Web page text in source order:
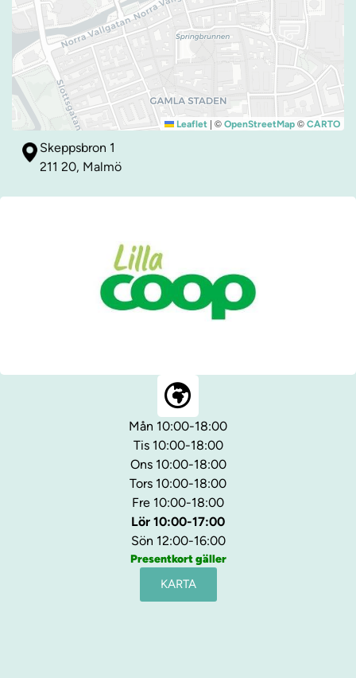
Leaflet | © OpenStreetMap © CARTO
Skeppsbron 1
211 20, Malmö
Mån 10:00-18:00
Tis 10:00-18:00
Ons 10:00-18:00
Tors 10:00-18:00
Fre 10:00-18:00
Lör 10:00-17:00
Sön 12:00-16:00
Presentkort gäller
KARTA